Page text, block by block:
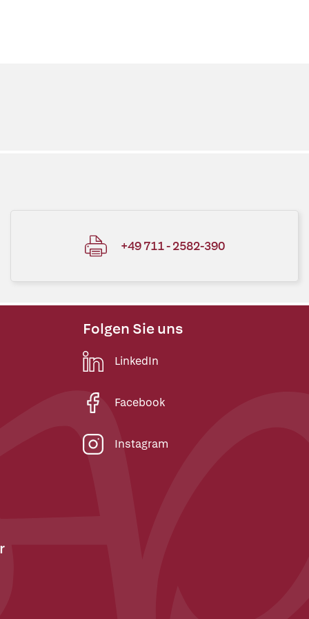
+49 711 - 2582-390
Folgen Sie uns
LinkedIn
Facebook
Instagram